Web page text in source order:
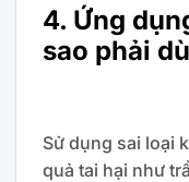
4. Ứng
sao phải
Sử dụng sai loại
quả tai hại như